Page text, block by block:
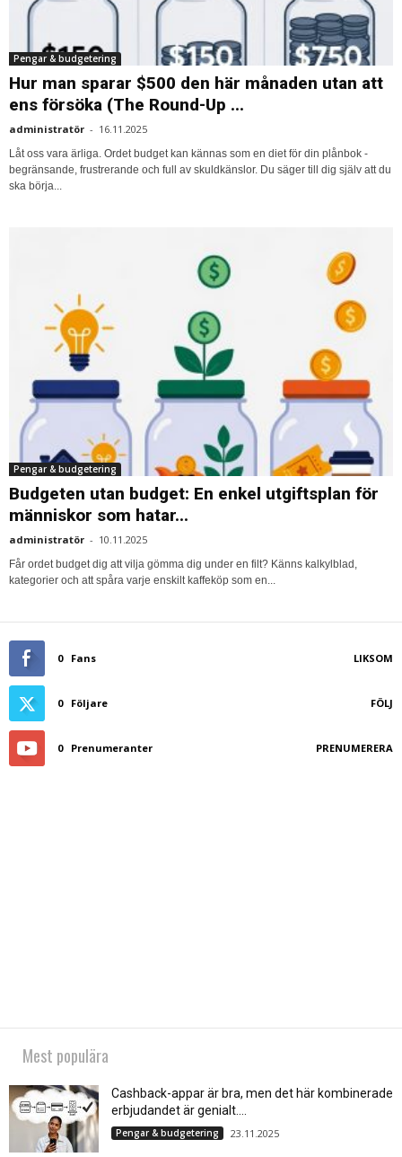
Pengar & budgetering
Hur man sparar $500 den här månaden utan att
ens försöka (The Round-Up ...
administratör - 16.11.2025
Låt oss vara ärliga. Ordet budget kan kännas som en diet för din plånbok -
begränsande, frustrerande och full av skuldkänslor. Du säger till dig själv att du
ska börja...
Pengar & budgetering
Budgeten utan budget: En enkel utgiftsplan för
människor som hatar...
administratör - 10.11.2025
Får ordet budget dig att vilja gömma dig under en filt? Känns kalkylblad,
kategorier och att spåra varje enskilt kaffeköp som en...
0 Fans LIKSOM
0 Följare FÖLJ
0 Prenumeranter PRENUMERERA
Mest populära
Cashback-appar är bra, men det här kombinerade
erbjudandet är genialt....
Pengar & budgetering 23.11.2025